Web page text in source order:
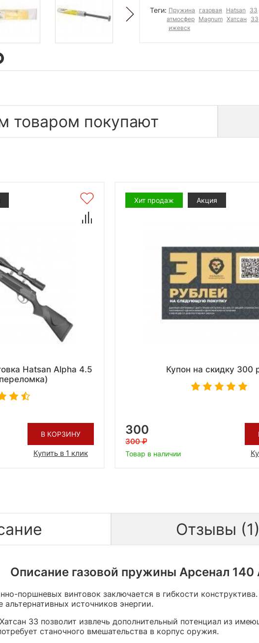
Теги: Пружина газовая Hatsan 33
атмосфер Magnum Хатсан 33
ижевск
товаром покупают
Hatsan Alpha 4.5
В КОРЗИНУ
Купить в 1 клик
Хит продаж Акция
Купон на скидку 300
300
300
Товар в наличии
Отзывы (1)
Описание газовой пружины Арсенал
поршневых винтовок заключается в гибкости
альтернативных источников энергии.
33 позволит извлечь дополнительный потенциал из
станочного вмешательства в корпус оружия.